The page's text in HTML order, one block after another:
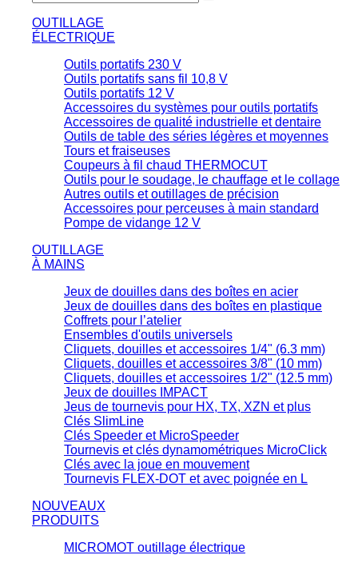
OUTILLAGE
ÉLECTRIQUE
Outils portatifs 230 V
Outils portatifs sans fil 10,8 V
Outils portatifs 12 V
Accessoires du systèmes pour outils portatifs
Accessoires de qualité industrielle et dentaire
Outils de table des séries légères et moyennes
Tours et fraiseuses
Coupeurs à fil chaud THERMOCUT
Outils pour le soudage, le chauffage et le collage
Autres outils et outillages de précision
Accessoires pour perceuses à main standard
Pompe de vidange 12 V
OUTILLAGE
À MAINS
Jeux de douilles dans des boîtes en acier
Jeux de douilles dans des boîtes en plastique
Coffrets pour l’atelier
Ensembles d'outils universels
Cliquets, douilles et accessoires 1/4" (6.3 mm)
Cliquets, douilles et accessoires 3/8" (10 mm)
Cliquets, douilles et accessoires 1/2" (12.5 mm)
Jeux de douilles IMPACT
Jeus de tournevis pour HX, TX, XZN et plus
Clés SlimLine
Clés Speeder et MicroSpeeder
Tournevis et clés dynamométriques MicroClick
Clés avec la joue en mouvement
Tournevis FLEX-DOT et avec poignée en L
NOUVEAUX
PRODUITS
MICROMOT outillage électrique